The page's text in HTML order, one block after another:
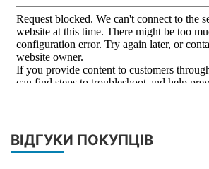
ВІДГУКИ ПОКУПЦІВ